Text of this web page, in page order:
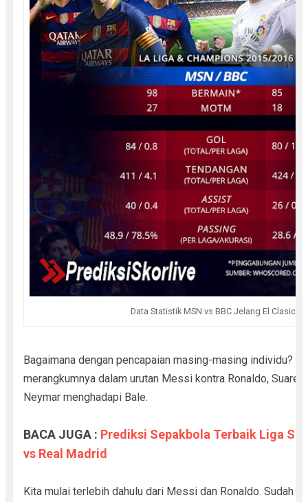
Data Statistik MSN vs BBC Jelang El Clasico
Bagaimana dengan pencapaian masing-masing individu?
merangkumnya dalam urutan Messi kontra Ronaldo,
Neymar menghadapi Bale.
BACA JUGA : Prediksi Sepakbola Terbaik Liga
vs Real Madrid
Kita mulai terlebih dahulu dari Messi dan Ronaldo. Sudah